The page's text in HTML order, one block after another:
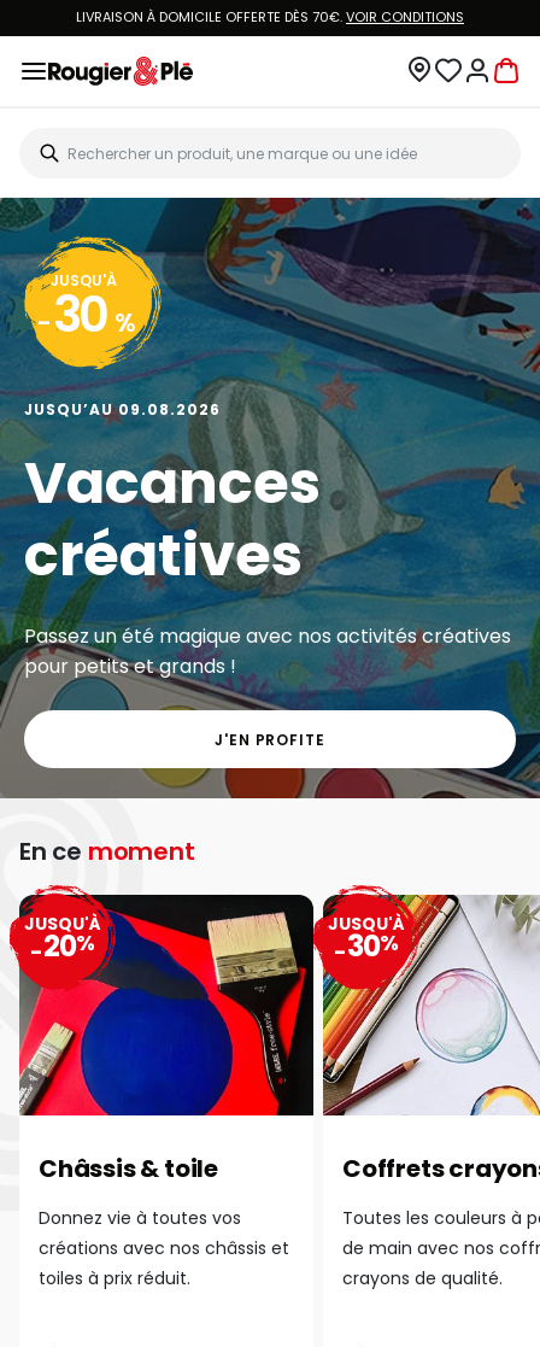
LIVRAISON À DOMICILE OFFERTE DÈS 70€.VOIR CONDITIONS
JUSQU'À
- 30 %
JUSQU’AU 09.08.2026
Vacances
créatives
Passez un été magique avec nos activités créatives
pour petits et grands !
J'EN PROFITE
En ce moment
Châssis & toile
Donnez vie à toutes vos
créations avec nos châssis et
toiles à prix réduit.
JUSQU'À
-20%
Coffrets
Toutes les couleurs à
de main avec nos
crayons de qualité.
JUSQU'À
-30%